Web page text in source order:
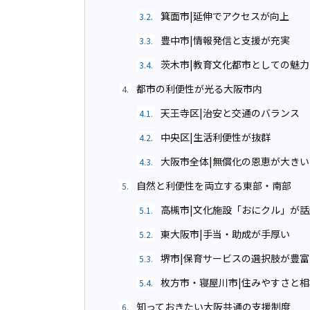
3.2. 箕面市|延伸でアクセスが向上
3.3. 豊中市|情報発信と支援が充実
3.4. 茨木市|教育文化都市としての魅力
4. 都市の利便性が光る大阪市内
4.1. 天王寺区|治安と交通のバランス
4.2. 中央区|生活利便性が抜群
4.3. 大阪市全体|無償化の恩恵が大きい
5. 自然と利便性を両立する東部・南部
5.1. 高槻市|文化施設「おにクル」が
5.2. 東大阪市|手当・助成が手厚い
5.3. 堺市|保育サービスの選択肢が豊富
5.4. 枚方市・寝屋川市|住みやすさと
6. 知っておきたい大阪共通の支援制度